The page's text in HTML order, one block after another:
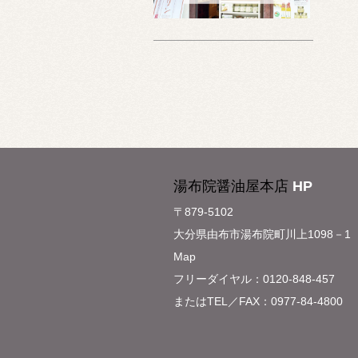
湯布院醤油屋本店 HP
〒879-5102
大分県由布市湯布院町川上1098－1
Map
フリーダイヤル：0120-848-457
またはTEL／FAX：0977-84-4800